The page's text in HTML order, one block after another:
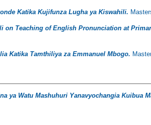
Katika Kujifunza Lugha ya Kiswahili.
on Teaching of English Pronunciation at
Katika Tamthiliya za Emmanuel Mbogo.
ya Watu Mashuhuri Yanavyochangia Kuibua